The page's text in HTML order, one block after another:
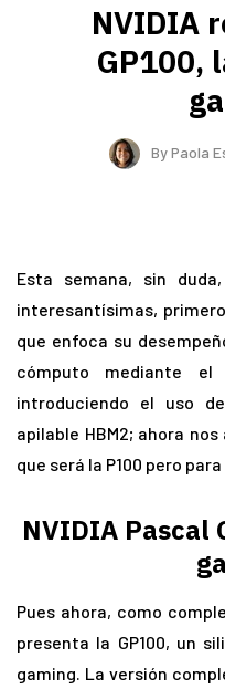
NVIDIA
GP100,
ByPaola
Esta semana, sin
interesantísimas,
que enfoca su
cómputo mediante
introduciendo el uso
apilable HBM2; ahora nos
que será la P100 pero
NVIDIA Pascal
Pues ahora, como
presenta la GP100, un
gaming. La versión